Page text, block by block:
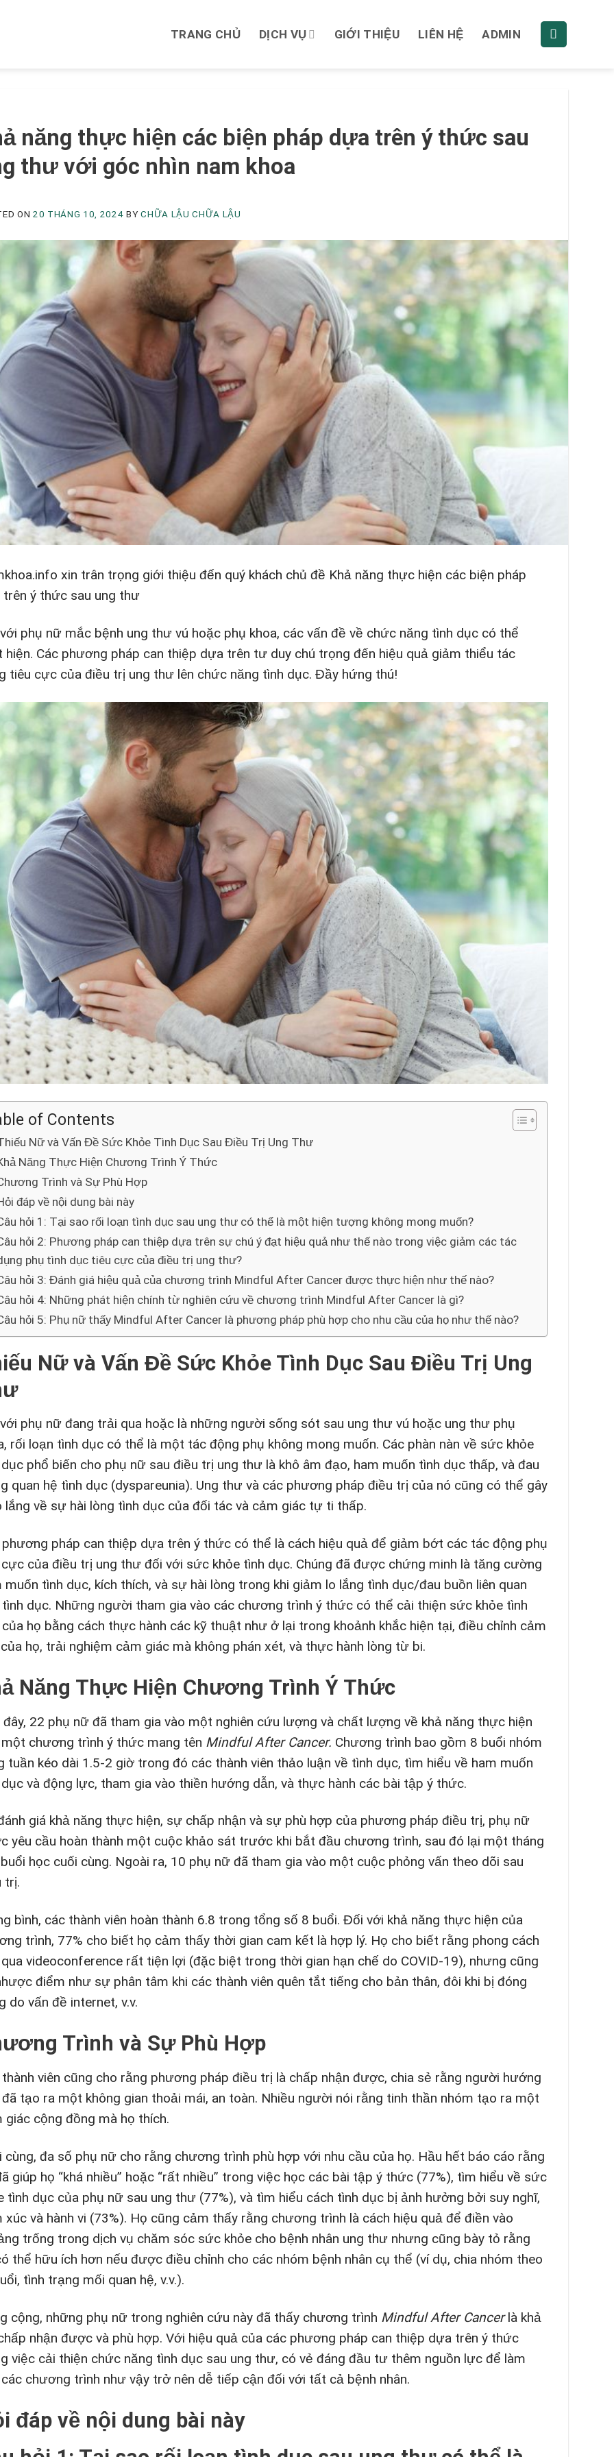
TRANG CHỦ DỊCH VỤ GIỚI THIỆU LIÊN HỆ ADMIN
năng thực hiện các biện pháp dựa trên ý thức sau
thư với góc nhìn nam khoa
ON20 THÁNG 10, 2024 BYCHỮA LẬU CHỮA LẬU
xin trân trọng giới thiệu đến quý khách chủ đề Khả năng thực hiện các biện pháp
ý thức sau ung thư
phụ nữ mắc bệnh ung thư vú hoặc phụ khoa, các vấn đề về chức năng tình dục có thể
hiện. Các phương pháp can thiệp dựa trên tư duy chú trọng đến hiệu quả giảm thiểu tác
tiêu cực của điều trị ung thư lên chức năng tình dục. Đầy hứng thú!
of Contents
Nữ và Vấn Đề Sức Khỏe Tình Dục Sau Điều Trị Ung Thư
Năng Thực Hiện Chương Trình Ý Thức
Trình và Sự Phù Hợp
đáp về nội dung bài này
hỏi 1: Tại sao rối loạn tình dục sau ung thư có thể là một hiện tượng không mong muốn?
hỏi 2: Phương pháp can thiệp dựa trên sự chú ý đạt hiệu quả như thế nào trong việc giảm các tác
phụ tình dục tiêu cực của điều trị ung thư?
hỏi 3: Đánh giá hiệu quả của chương trình Mindful After Cancer được thực hiện như thế nào?
hỏi 4: Những phát hiện chính từ nghiên cứu về chương trình Mindful After Cancer là gì?
hỏi 5: Phụ nữ thấy Mindful After Cancer là phương pháp phù hợp cho nhu cầu của họ như thế nào?
Nữ và Vấn Đề Sức Khỏe Tình Dục Sau Điều Trị Ung
phụ nữ đang trải qua hoặc là những người sống sót sau ung thư vú hoặc ung thư phụ
rối loạn tình dục có thể là một tác động phụ không mong muốn. Các phàn nàn về sức khỏe
phổ biến cho phụ nữ sau điều trị ung thư là khô âm đạo, ham muốn tình dục thấp, và đau
quan hệ tình dục (dyspareunia). Ung thư và các phương pháp điều trị của nó cũng có thể gây
lắng về sự hài lòng tình dục của đối tác và cảm giác tự ti thấp.
phương pháp can thiệp dựa trên ý thức có thể là cách hiệu quả để giảm bớt các tác động phụ
của điều trị ung thư đối với sức khỏe tình dục. Chúng đã được chứng minh là tăng cường
muốn tình dục, kích thích, và sự hài lòng trong khi giảm lo lắng tình dục/đau buồn liên quan
dục. Những người tham gia vào các chương trình ý thức có thể cải thiện sức khỏe tình
họ bằng cách thực hành các kỹ thuật như ở lại trong khoảnh khắc hiện tại, điều chỉnh cảm
họ, trải nghiệm cảm giác mà không phán xét, và thực hành lòng từ bi.
Năng Thực Hiện Chương Trình Ý Thức
đây, 22 phụ nữ đã tham gia vào một nghiên cứu lượng và chất lượng về khả năng thực hiện
chương trình ý thức mang tên Mindful After Cancer. Chương trình bao gồm 8 buổi nhóm
tuần kéo dài 1.5-2 giờ trong đó các thành viên thảo luận về tình dục, tìm hiểu về ham muốn
và động lực, tham gia vào thiền hướng dẫn, và thực hành các bài tập ý thức.
giá khả năng thực hiện, sự chấp nhận và sự phù hợp của phương pháp điều trị, phụ nữ
yêu cầu hoàn thành một cuộc khảo sát trước khi bắt đầu chương trình, sau đó lại một tháng
học cuối cùng. Ngoài ra, 10 phụ nữ đã tham gia vào một cuộc phỏng vấn theo dõi sau
trị.
bình, các thành viên hoàn thành 6.8 trong tổng số 8 buổi. Đối với khả năng thực hiện của
trình, 77% cho biết họ cảm thấy thời gian cam kết là hợp lý. Họ cho biết rằng phong cách
videoconference rất tiện lợi (đặc biệt trong thời gian hạn chế do COVID-19), nhưng cũng
điểm như sự phân tâm khi các thành viên quên tắt tiếng cho bản thân, đôi khi bị đóng
do vấn đề internet, v.v.
Trình và Sự Phù Hợp
thành viên cũng cho rằng phương pháp điều trị là chấp nhận được, chia sẻ rằng người hướng
tạo ra một không gian thoải mái, an toàn. Nhiều người nói rằng tinh thần nhóm tạo ra một
giác cộng đồng mà họ thích.
cùng, đa số phụ nữ cho rằng chương trình phù hợp với nhu cầu của họ. Hầu hết báo cáo rằng
giúp họ “khá nhiều” hoặc “rất nhiều” trong việc học các bài tập ý thức (77%), tìm hiểu về sức
tình dục của phụ nữ sau ung thư (77%), và tìm hiểu cách tình dục bị ảnh hưởng bởi suy nghĩ,
xúc và hành vi (73%). Họ cũng cảm thấy rằng chương trình là cách hiệu quả để điền vào
trống trong dịch vụ chăm sóc sức khỏe cho bệnh nhân ung thư nhưng cũng bày tỏ rằng
thể hữu ích hơn nếu được điều chỉnh cho các nhóm bệnh nhân cụ thể (ví dụ, chia nhóm theo
tình trạng mối quan hệ, v.v.).
cộng, những phụ nữ trong nghiên cứu này đã thấy chương trình Mindful After Cancerlà khả
nhận được và phù hợp. Với hiệu quả của các phương pháp can thiệp dựa trên ý thức
việc cải thiện chức năng tình dục sau ung thư, có vẻ đáng đầu tư thêm nguồn lực để làm
chương trình như vậy trở nên dễ tiếp cận đối với tất cả bệnh nhân.
đáp về nội dung bài này